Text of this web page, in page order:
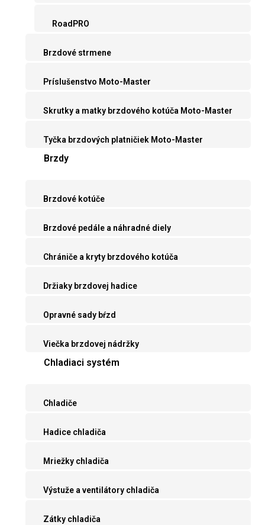
RoadPRO
Brzdové strmene
Príslušenstvo Moto-Master
Skrutky a matky brzdového kotúča Moto-Master
Tyčka brzdových platničiek Moto-Master
Brzdy
Brzdové kotúče
Brzdové pedále a náhradné diely
Chrániče a kryty brzdového kotúča
Držiaky brzdovej hadice
Opravné sady bŕzd
Viečka brzdovej nádržky
Chladiaci systém
Chladiče
Hadice chladiča
Mriežky chladiča
Výstuže a ventilátory chladiča
Zátky chladiča